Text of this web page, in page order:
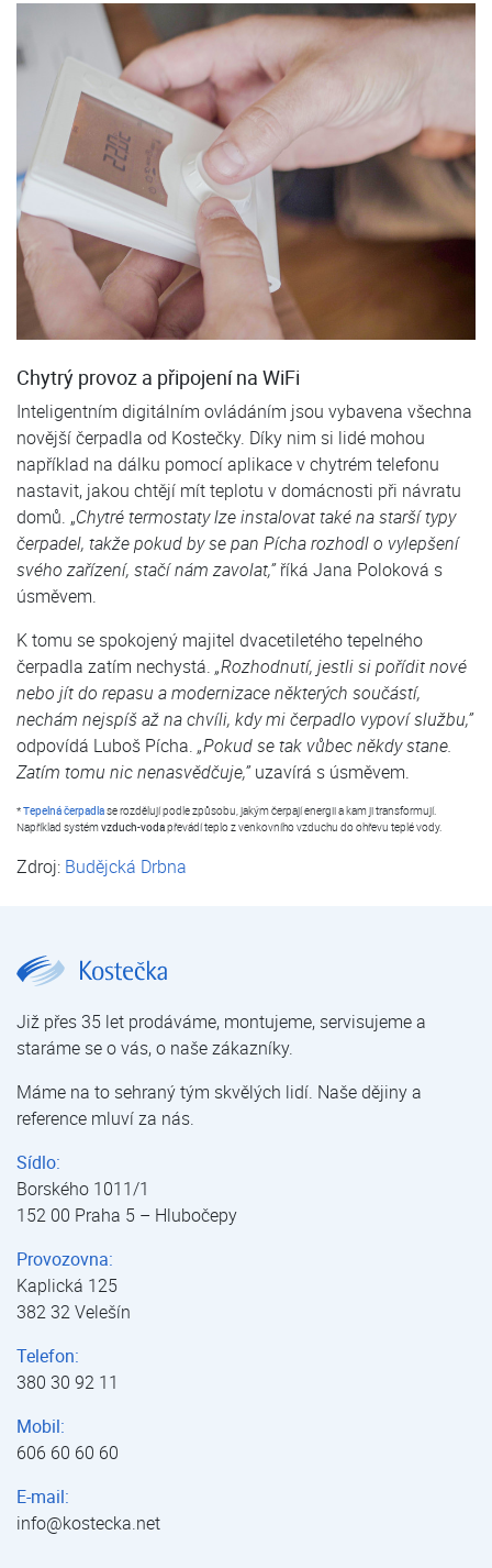
Chytrý provoz a připojení na WiFi
Inteligentním digitálním ovládáním jsou vybavena všechna
novější čerpadla od Kostečky. Díky nim si lidé mohou
například na dálku pomocí aplikace v chytrém telefonu
nastavit, jakou chtějí mít teplotu v domácnosti při návratu
domů. „Chytré termostaty lze instalovat také na starší typy
čerpadel, takže pokud by se pan Pícha rozhodl o vylepšení
svého zařízení, stačí nám zavolat,”říká Jana Poloková s
úsměvem.
K tomu se spokojený majitel dvacetiletého tepelného
čerpadla zatím nechystá.„Rozhodnutí, jestli si pořídit nové
nebo jít do repasu a modernizace některých součástí,
nechám nejspíš až na chvíli, kdy mi čerpadlo vypoví službu,”
odpovídá Luboš Pícha.„Pokud se tak vůbec někdy stane.
Zatím tomu nic nenasvědčuje,”uzavírá s úsměvem.
*Tepelná čerpadlase rozdělují podle způsobu, jakým čerpají energii a kam ji transformují.
Například systémvzduch-vodapřevádí teplo z venkovního vzduchu do ohřevu teplé vody.
Zdroj: Budějcká Drbna
Již přes 35 let prodáváme, montujeme, servisujeme a
staráme se o vás, o naše zákazníky.
Máme na to sehraný tým skvělých lidí. Naše dějiny a
reference mluví za nás.
Sídlo:
Borského 1011/1
152 00 Praha 5 – Hlubočepy
Provozovna:
Kaplická 125
382 32 Velešín
Telefon:
380 30 92 11
Mobil:
606 60 60 60
E-mail:
info@kostecka.net